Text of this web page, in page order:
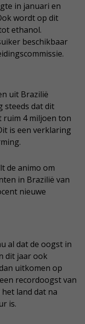
in januari en
wordt op dit
ethanol.
beschikbaar
uit Brazilië
steeds dat dit
ruim 4 miljoen ton
is een verklaring
de animo om
in Brazilië van
nieuwe
al dat de oogst in
dit jaar ook
uitkomen op
recordoogst van
land dat na
is.